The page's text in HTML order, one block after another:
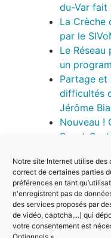
Notre site Internet utilise
correct de certaines parties
préférences en tant
n'enregistrent pas de
des services proposés par
de vidéo, captcha,...) qui
votre consentement est
du-Var fait
La Crèche
par le
Le
un
Partage et
difficultés
Jérôme
Nouveau !
Sport-
Mercredis
méritées !
Reportage
dans les
Réforme